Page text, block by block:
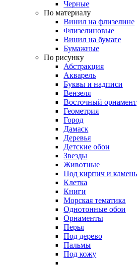
Черные
По материалу
Винил на флизелине
Флизелиновые
Винил на бумаге
Бумажные
По рисунку
Абстракция
Акварель
Буквы и надписи
Вензеля
Восточный орнамент
Геометрия
Город
Дамаск
Деревья
Детские обои
Звезды
Животные
Под кирпич и камень
Клетка
Книги
Морская тематика
Однотонные обои
Орнаменты
Перья
Под дерево
Пальмы
Под кожу